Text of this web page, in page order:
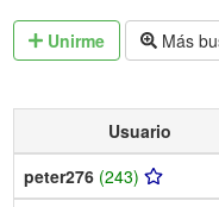
Unirme Más
Usuario
peter276 (243)